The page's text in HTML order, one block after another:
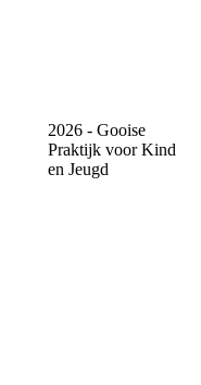
2026 - Gooise
Praktijk voor Kind
en Jeugd